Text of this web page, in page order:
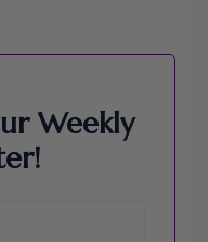
Weekly